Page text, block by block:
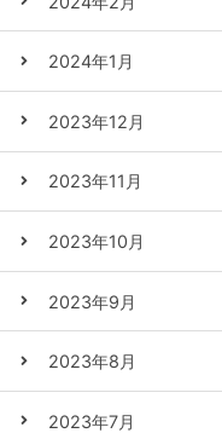
2024年1月
2023年12月
2023年11月
2023年10月
2023年9月
2023年8月
2023年7月